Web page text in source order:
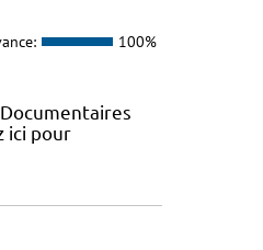
100%
ici pour